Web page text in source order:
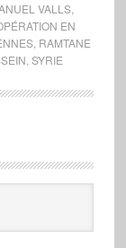
VALLS,
EN
, RAMTANE
SYRIE